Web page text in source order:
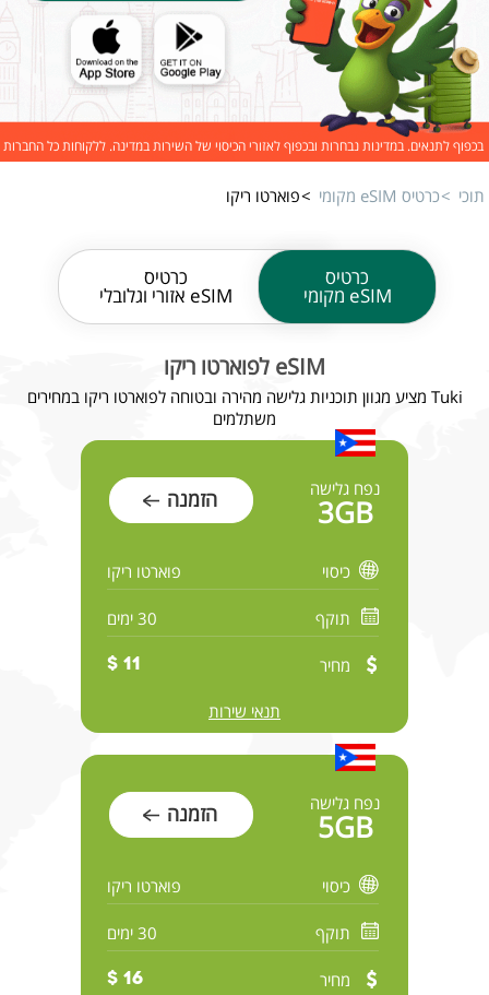
בכפוף לתנאים. במדינות נבחרות ובכפוף לאזורי הכיסוי של השירות במדינה. ללקוחות כל החברות
תוכי כרטיס eSIM מקומי פוארטו ריקו
כרטיס
eSIM מקומי
כרטיס
eSIM אזורי וגלובלי
eSIM לפוארטו ריקו
Tuki מציע מגוון תוכניות גלישה מהירה ובטוחה לפוארטו ריקו במחירים
משתלמים
נפח גלישה
3GB הזמנה
כיסוי פוארטו ריקו
תוקף 30 ימים
מחיר 11 $
תנאי שירות
נפח גלישה
5GB הזמנה
כיסוי פוארטו ריקו
תוקף 30 ימים
מחיר 16 $